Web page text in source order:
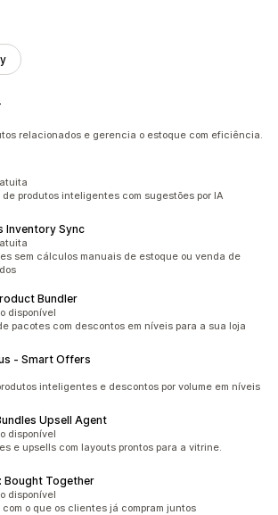
relacionados e gerencia o estoque com eficiência.
de produtos inteligentes com sugestões por IA
Inventory Sync
sem cálculos manuais de estoque ou venda de
Bundler
disponível
pacotes com descontos em níveis para a sua loja
‑ Smart Offers
inteligentes e descontos por volume em níveis
Upsell Agent
disponível
e upsells com layouts prontos para a vitrine.
Bought Together
disponível
o que os clientes já compram juntos